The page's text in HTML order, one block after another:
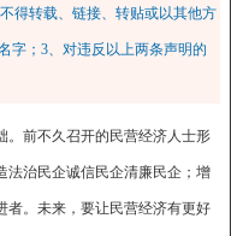
得转载、链接、转贴或以其他方
字；3、对违反以上两条声明的
。前不久召开的民营经济人士形
法治民企诚信民企清廉民企；增
者。未来，要让民营经济有更好